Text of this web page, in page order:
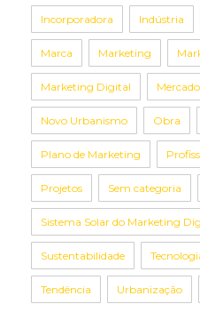
Incorporadora Indústria
Marca Marketing
Marketing Digital
Novo Urbanismo Obra
Plano de Marketing
Projetos Sem categoria
Sistema Solar do Marketing
Sustentabilidade
Tendência Urbanização